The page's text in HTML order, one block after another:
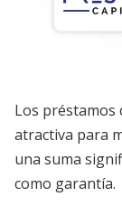
Los préstamos
atractiva para
una suma
como garantía.